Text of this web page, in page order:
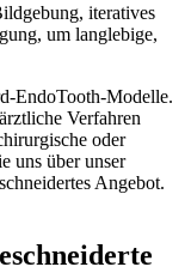
iteratives
um langlebige,
EndoTooth-Modelle.
Verfahren
oder
uns über unser
Angebot.